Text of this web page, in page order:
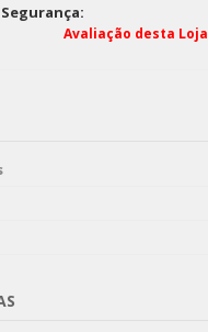
Avaliação desta Loja